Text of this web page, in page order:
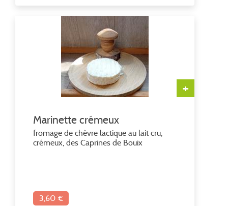
+
Marinette crémeux
fromage de chèvre lactique au lait cru,
crémeux, des Caprines de Bouix
3,60 €